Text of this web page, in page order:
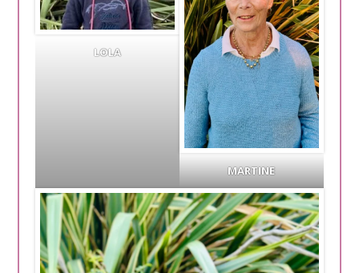
LOLA
MARTINE